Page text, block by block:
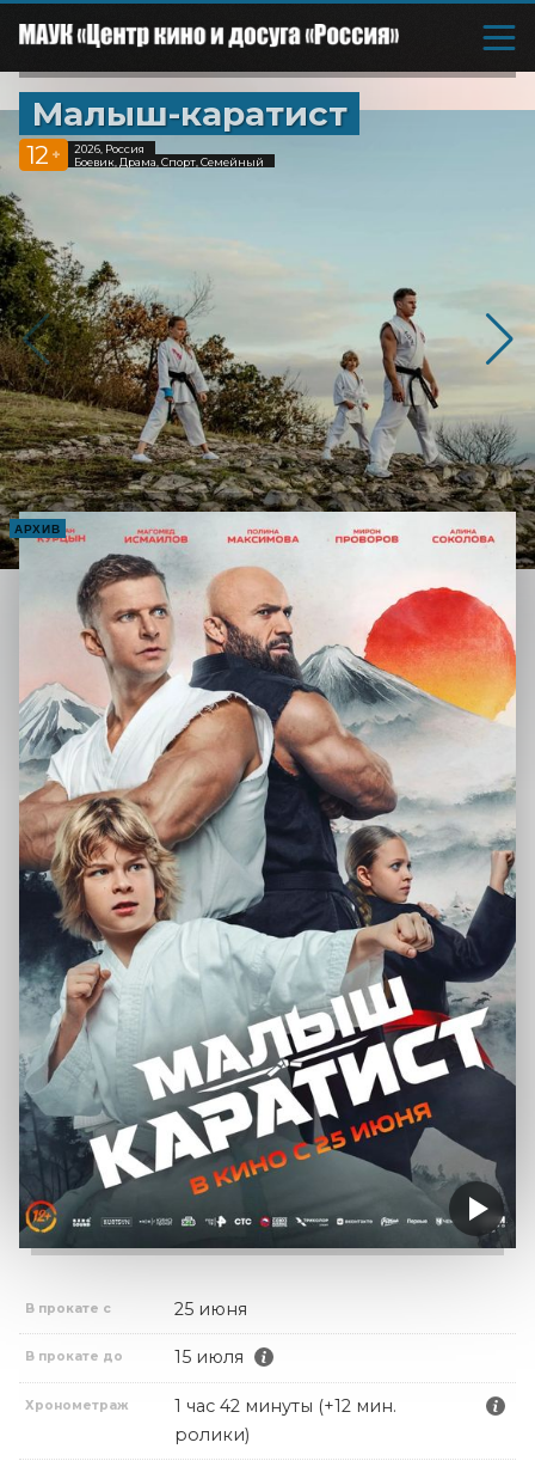
Малыш-каратист
12 +
2026, Россия
Боевик, Драма, Спорт, Семейный
АРХИВ
В прокате с 25 июня
В прокате до 15 июля
Хронометраж
1 час 42 минуты (+12 мин.
ролики)